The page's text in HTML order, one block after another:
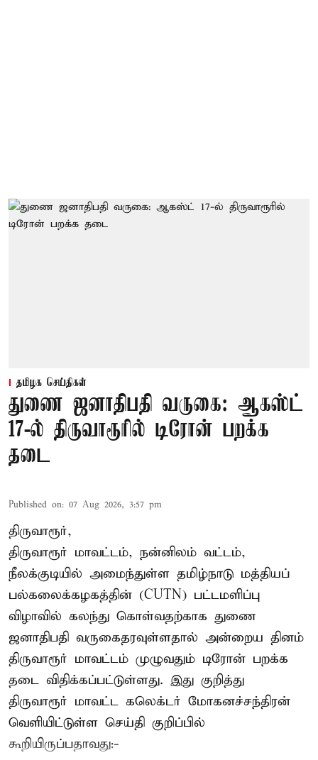
தமிழக செய்திகள்
துணை ஜனாதிபதி வருகை: ஆகஸ்ட்
17-ல் திருவாரூரில் டிரோன் பறக்க
தடை
Published on: 07 Aug 2026, 3:57 pm
திருவாரூர்,
திருவாரூர் மாவட்டம், நன்னிலம் வட்டம்,
நீலக்குடியில் அமைந்துள்ள தமிழ்நாடு மத்தியப்
பல்கலைக்கழகத்தின் (CUTN) பட்டமளிப்பு
விழாவில் கலந்து கொள்வதற்காக துணை
ஜனாதிபதி வருகைதரவுள்ளதால் அன்றைய தினம்
திருவாரூர் மாவட்டம் முழுவதும் டிரோன் பறக்க
தடை விதிக்கப்பட்டுள்ளது. இது குறித்து
திருவாரூர் மாவட்ட கலெக்டர் மோகனச்சந்திரன்
வெளியிட்டுள்ள செய்தி குறிப்பில்
கூறியிருப்பதாவது:-